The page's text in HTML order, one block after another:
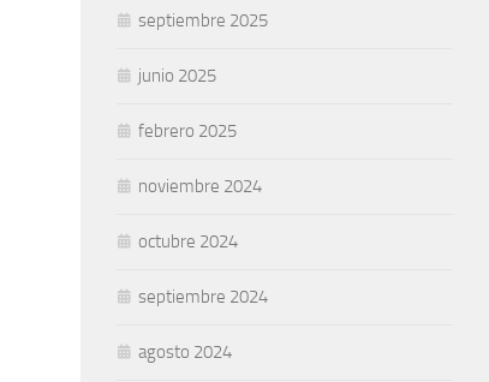
septiembre 2025
junio 2025
febrero 2025
noviembre 2024
octubre 2024
septiembre 2024
agosto 2024